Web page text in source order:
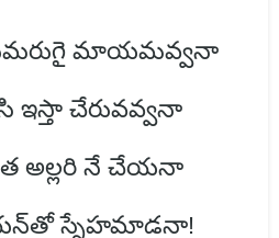
మాయమవ్వనా
ఇస్తా చేరువవ్వనా
అల్లరి నే చేయనా
స్నేహమాడనా!